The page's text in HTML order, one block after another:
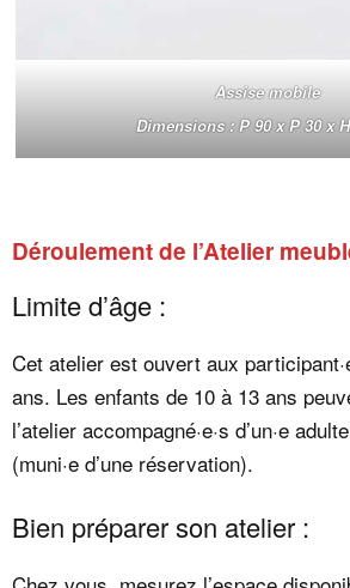
Assise mobile
Dimensions : P 90 x P 30 x
Déroulement de l’Atelier
Limite d’âge :
Cet atelier est ouvert aux
ans. Les enfants de 10 à 13 ans
l’atelier accompagné·e·s d’un·e
(muni·e d’une réservation).
Bien préparer son atelier :